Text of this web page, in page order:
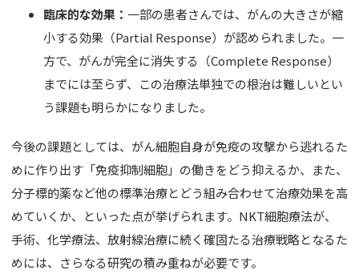
臨床的な効果： 一部の患者さんでは、がんの大きさが縮
小する効果（Partial Response）が認められました。一
方で、がんが完全に消失する（Complete Response）
までには至らず、この治療法単独での根治は難しいとい
う課題も明らかになりました。
今後の課題としては、がん細胞自身が免疫の攻撃から逃れるた
めに作り出す「免疫抑制細胞」の働きをどう抑えるか、また、
分子標的薬など他の標準治療とどう組み合わせて治療効果を高
めていくか、といった点が挙げられます。NKT細胞療法が、
手術、化学療法、放射線治療に続く確固たる治療戦略となるた
めには、さらなる研究の積み重ねが必要です。